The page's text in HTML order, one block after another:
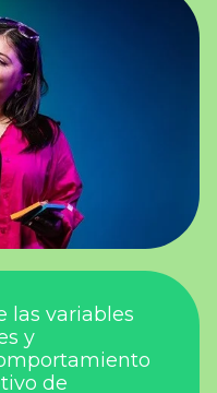
las variables
y
de